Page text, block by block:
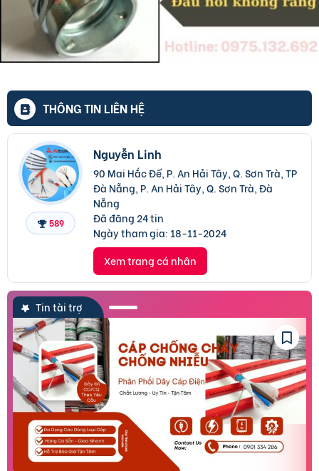
THÔNG TIN LIÊN HỆ
589
Nguyễn Linh
90 Mai Hắc Đế, P. An Hải Tây, Q. Sơn Trà, TP
Đà Nẵng, P. An Hải Tây, Q. Sơn Trà, Đà
Nẵng
Đã đăng 24 tin
Ngày tham gia: 18-11-2024
Xem trang cá nhân
Tin tài trợ